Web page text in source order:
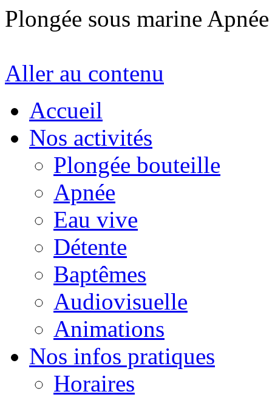
Plongée sous marine
Aller au contenu
Accueil
Nos activités
Plongée bouteille
Apnée
Eau vive
Détente
Baptêmes
Audiovisuelle
Animations
Nos infos pratiques
Horaires